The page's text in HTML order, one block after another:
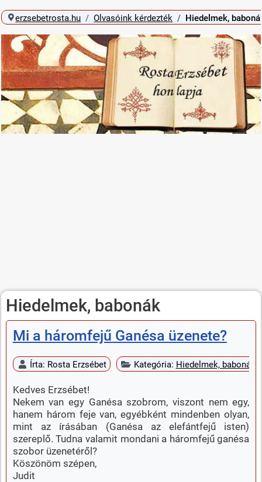
erzsebetrosta.hu Olvasóink kérdezték Hiedelmek,
Hiedelmek, babonák
Mi a háromfejű Ganésa üzenete?
Írta: Rosta Erzsébet Kategória: Hiedelmek, babonák
Kedves Erzsébet!
Nekem van egy Ganésa szobrom, viszont nem egy,
hanem három feje van, egyébként mindenben olyan,
mint az írásában (Ganésa az elefántfejű isten)
szereplő. Tudna valamit mondani a háromfejű ganésa
szobor üzenetéről?
Köszönöm szépen,
Judit